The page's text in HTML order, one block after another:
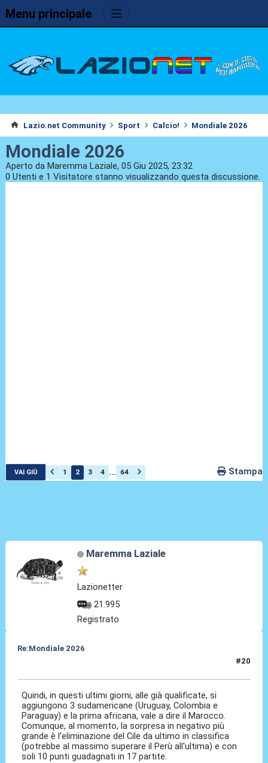
Menu principale
Lazio.net Community Sport Calcio! Mondiale 2026
Mondiale 2026
Aperto da Maremma Laziale, 05 Giu 2025, 23:32
0 Utenti e 1 Visitatore stanno visualizzando questa discussione.
VAI GIÙ 1 2 3 4 ... 64 Stampa
Maremma Laziale
Lazionetter
21.995
Registrato
Re:Mondiale 2026
#20
Quindi, in questi ultimi giorni, alle già qualificate, si
aggiungono 3 sudamericane (Uruguay, Colombia e
Paraguay) e la prima africana, vale a dire il Marocco.
Comunque, al momento, la sorpresa in negativo più
grande è l'eliminazione del Cile da ultimo in classifica
(potrebbe al massimo superare il Perù all'ultima) e con
soli 10 punti guadagnati in 17 partite.